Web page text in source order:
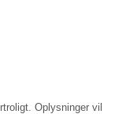
Oplysninger vil